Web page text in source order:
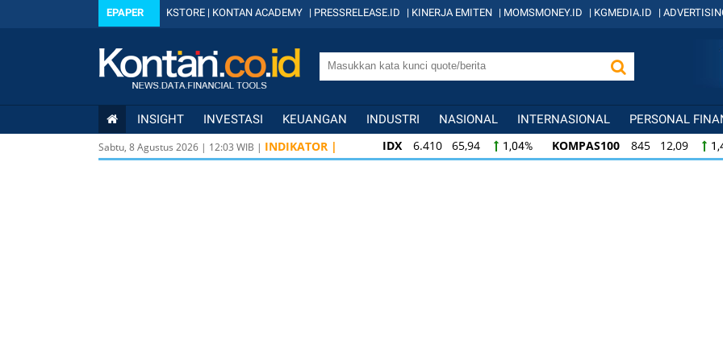
EPAPER KSTORE | KONTAN ACADEMY | PRESSRELEASE.ID | KINERJA EMITEN | MOMSMONEY.ID | KGMEDIA.ID |
INSIGHT INVESTASI KEUANGAN INDUSTRI NASIONAL INTERNASIONAL PERSONAL
Sabtu, 8 Agustus 2026 | 12:03 WIB | INDIKATOR | IDX 6.410 65,94 1,04% KOMPAS100 845 12,09
KOMPAS100
845 12,09 1,45% LQ45 640 9,44